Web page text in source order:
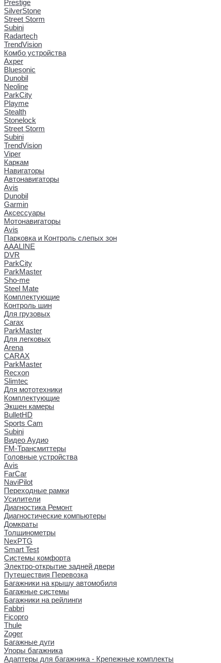
Prestige
SilverStone
Street Storm
Subini
Radartech
TrendVision
Комбо устройства
Axper
Bluesonic
Dunobil
Neoline
ParkCity
Playme
Stealth
Stonelock
Street Storm
Subini
TrendVision
Viper
Каркам
Навигаторы
Автонавигаторы
Avis
Dunobil
Garmin
Аксессуары
Мотонавигаторы
Avis
Парковка и Контроль слепых зон
AAALINE
DVR
ParkCity
ParkMaster
Sho-me
Steel Mate
Комплектующие
Контроль шин
Для грузовых
Carax
ParkMaster
Для легковых
Arena
CARAX
ParkMaster
Recxon
Slimtec
Для мототехники
Комплектующие
Экшен камеры
BulletHD
Sports Cam
Subini
Видео Аудио
FM-Трансмиттеры
Головные устройства
Avis
FarCar
NaviPilot
Переходные рамки
Усилители
Диагностика Ремонт
Диагностические компьютеры
Домкраты
Толщинометры
NexPTG
Smart Test
Системы комфорта
Электро-открытие задней двери
Путешествия Перевозка
Багажники на крышу автомобиля
Багажные системы
Багажники на рейлинги
Fabbri
Ficopro
Thule
Zoger
Багажные дуги
Упоры багажника
Адаптеры для багажника - Крепежные комплекты